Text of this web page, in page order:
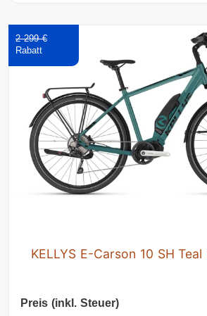
KELLYS E-Carson 10 SH
2 299 €
Preis (inkl. Steuer)